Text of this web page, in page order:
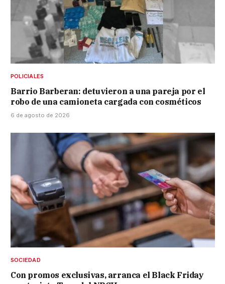
POLICIALES
Barrio Barberan: detuvieron a una pareja por el
robo de una camioneta cargada con cosméticos
6 de agosto de 2026
SOCIEDAD
Con promos exclusivas, arranca el Black Friday